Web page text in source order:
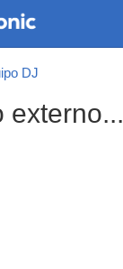
DJ
externo...